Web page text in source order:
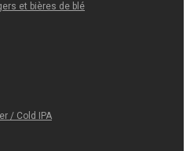
et bières de blé
/ Cold IPA